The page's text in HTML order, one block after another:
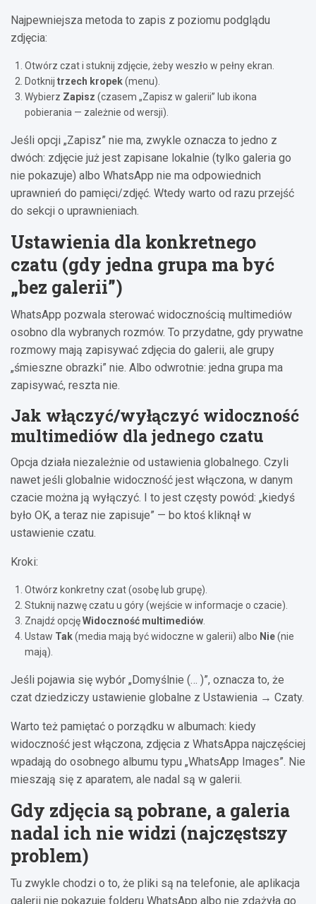
Najpewniejsza metoda to zapis z poziomu podglądu
zdjęcia:
Otwórz czat i stuknij zdjęcie, żeby weszło w pełny ekran.
Dotknij trzech kropek(menu).
Wybierz Zapisz (czasem „Zapisz w galerii” lub ikona
pobierania — zależnie od wersji).
Jeśli opcji „Zapisz” nie ma, zwykle oznacza to jedno z
dwóch: zdjęcie już jest zapisane lokalnie (tylko galeria go
nie pokazuje) albo WhatsApp nie ma odpowiednich
uprawnień do pamięci/zdjęć. Wtedy warto od razu przejść
do sekcji o uprawnieniach.
Ustawienia dla konkretnego
czatu (gdy jedna grupa ma być
„bez galerii”)
WhatsApp pozwala sterować widocznością multimediów
osobno dla wybranych rozmów. To przydatne, gdy prywatne
rozmowy mają zapisywać zdjęcia do galerii, ale grupy
„śmieszne obrazki” nie. Albo odwrotnie: jedna grupa ma
zapisywać, reszta nie.
Jak włączyć/wyłączyć widoczność
multimediów dla jednego czatu
Opcja działa niezależnie od ustawienia globalnego. Czyli
nawet jeśli globalnie widoczność jest włączona, w danym
czacie można ją wyłączyć. I to jest częsty powód: „kiedyś
było OK, a teraz nie zapisuje” — bo ktoś kliknął w
ustawienie czatu.
Kroki:
Otwórz konkretny czat (osobę lub grupę).
Stuknij nazwę czatu u góry (wejście w informacje o czacie).
Znajdź opcjęWidoczność multimediów
Ustaw Tak(media mają być widoczne w galerii) albo Nie(nie
mają).
Jeśli pojawia się wybór „Domyślnie (… )”, oznacza to, że
czat dziedziczy ustawienie globalne z Ustawienia → Czaty.
Warto też pamiętać o porządku w albumach: kiedy
widoczność jest włączona, zdjęcia z WhatsAppa najczęściej
wpadają do osobnego albumu typu „WhatsApp Images”. Nie
mieszają się z aparatem, ale nadal są w galerii.
Gdy zdjęcia są pobrane, a galeria
nadal ich nie widzi (najczęstszy
problem)
Tu zwykle chodzi o to, że pliki są na telefonie, ale aplikacja
galerii nie pokazuje folderu WhatsApp albo nie zdążyła go